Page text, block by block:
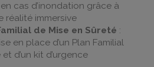
cas d’inondation grâce à
réalité immersive
de Mise en Sûreté :
en place d’un Plan Familial
d’un kit d’urgence